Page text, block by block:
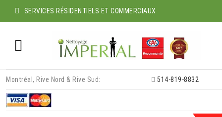
SERVICES RÉSIDENTIELS ET COMMERCIAUX
content
Montréal, Rive Nord & Rive Sud: 514-819-8832